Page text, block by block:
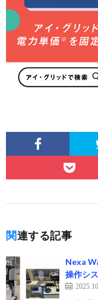
関連する記事
Nexa
操作シ